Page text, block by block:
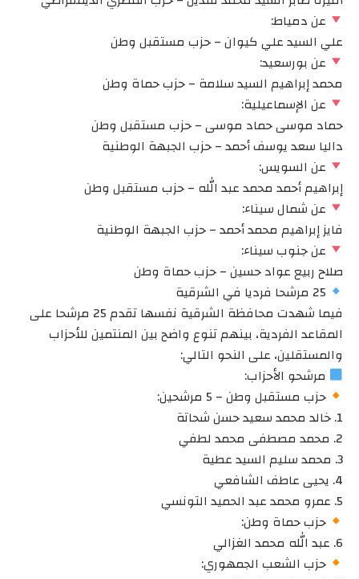
عن دمياط:
علي السيد علي كيوان – حزب مستقبل وطن
عن بورسعيد:
محمد إبراهيم السيد سلامة – حزب حماة وطن
عن الإسماعيلية:
حماد موسى حماد موسى – حزب مستقبل وطن
داليا سعد يوسف أحمد – حزب الجبهة الوطنية
عن السويس:
إبراهيم أحمد محمد عبد الله – حزب مستقبل وطن
عن شمال سيناء:
فايز إبراهيم محمد أحمد – حزب الجبهة الوطنية
عن جنوب سيناء:
صلاح ربيع عواد حسين – حزب حماة وطن
فيما شهدت محافظة الشرقية نفسها تقدم 25 مرشحا على
المقاعد الفردية، بينهم تنوع واضح بين المنتمين للأحزاب
والمستقلين، على النحو التالي:
مرشحو الأحزاب:
حزب مستقبل وطن – 5 مرشحين:
1. خالد محمد سعيد حسن شحاتة
2. محمد مصطفى محمد لطفي
3. محمد سليم السيد عطية
4. يحيى عاطف الشافعي
5. عمرو محمد عبد الحميد التونسي
حزب حماة وطن:
6. عبد الله محمد الغزالي
حزب الشعب الجمهوري: